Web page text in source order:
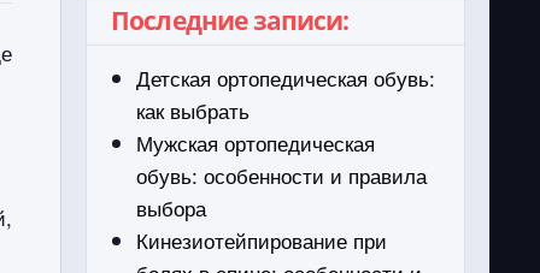
Последние записи:
Детская ортопедическая обувь:
как выбрать
Мужская ортопедическая
обувь: особенности и правила
выбора
Кинезиотейпирование при